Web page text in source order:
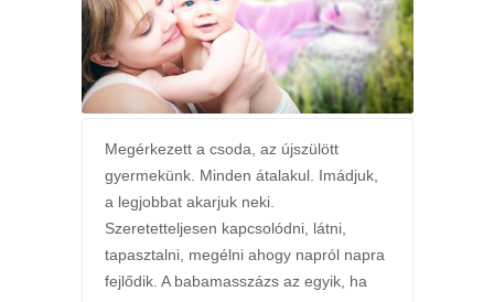
Megérkezett a csoda, az újszülött
gyermekünk. Minden átalakul. Imádjuk,
a legjobbat akarjuk neki.
Szeretetteljesen kapcsolódni, látni,
tapasztalni, megélni ahogy napról napra
fejlődik. A babamasszázs az egyik, ha